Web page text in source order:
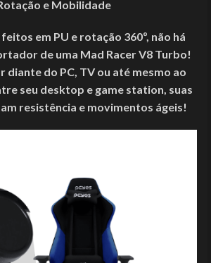
e Mobilidade
em PU e rotação 360º, não há
de uma Mad Racer V8 Turbo!
diante do PC, TV ou até mesmo ao
seu desktop e game station, suas
resistência e movimentos ágeis!